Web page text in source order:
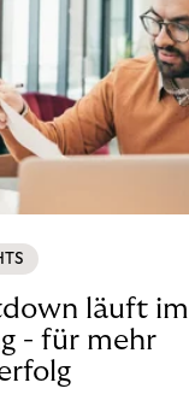
läuft im
- für mehr